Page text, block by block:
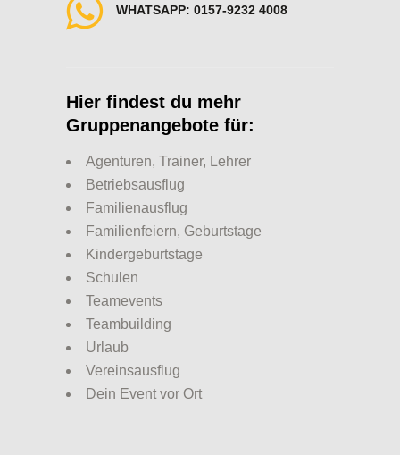
WHATSAPP: 0157-9232 4008
Hier findest du mehr
Gruppenangebote für:
Agenturen, Trainer, Lehrer
Betriebsausflug
Familienausflug
Familienfeiern, Geburtstage
Kindergeburtstage
Schulen
Teamevents
Teambuilding
Urlaub
Vereinsausflug
Dein Event vor Ort